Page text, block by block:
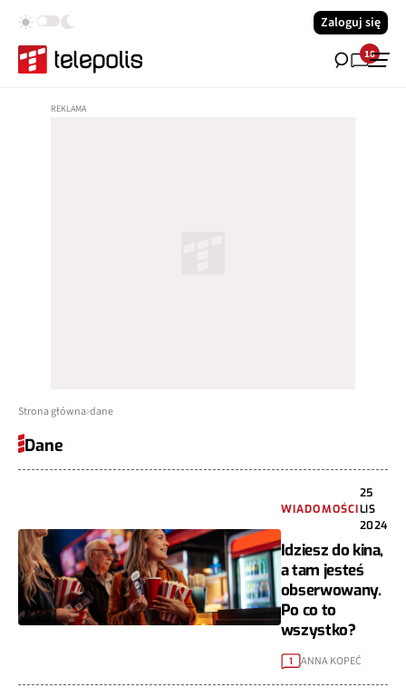
Zaloguj się
18
Strona główna dane
Dane
WIADOMOŚCI
25
LIS
2024
Idziesz do kina,
a tam jesteś
obserwowany.
Po co to
wszystko?
1 ANNA KOPEĆ